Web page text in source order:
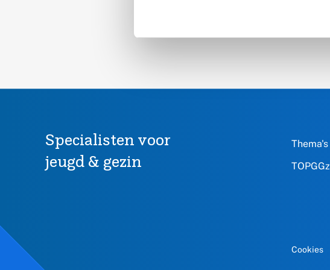
Specialisten voor
jeugd & gezin
Thema's
TOPGGz
Cookies